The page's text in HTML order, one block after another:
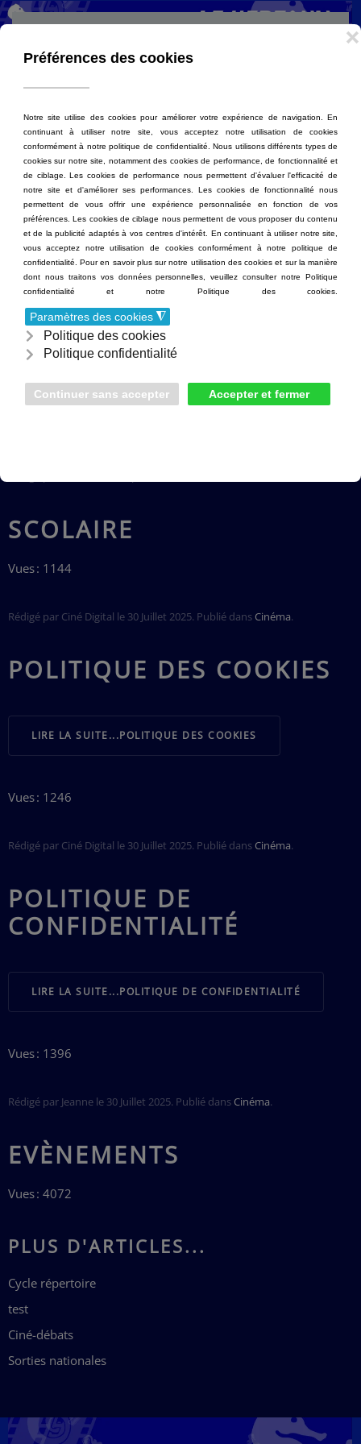
Rédigé par Jeanne le 29 Septembre 2025. Publié dansCinéma.
LE CERCLE DES
VOYAGEURS
LE CERCLE DES
VOYAGEURS
SCOLAIRE
Vues : 1144
Rédigé par Ciné Digital le 30 Juillet 2025. Publié dans Cinéma.
POLITIQUE DES COOKIES
LIRE LA SUITE...POLITIQUE DES COOKIES
Vues : 1246
Rédigé par Ciné Digital le 30 Juillet 2025. Publié dans Cinéma.
POLITIQUE DE
CONFIDENTIALITÉ
LIRE LA SUITE...POLITIQUE DE CONFIDENTIALITÉ
Vues : 1396
Rédigé par Jeanne le 30 Juillet 2025. Publié dans Cinéma.
EVÈNEMENTS
Vues : 4072
PLUS D'ARTICLES...
Cycle répertoire
test
Ciné-débats
Sorties nationales